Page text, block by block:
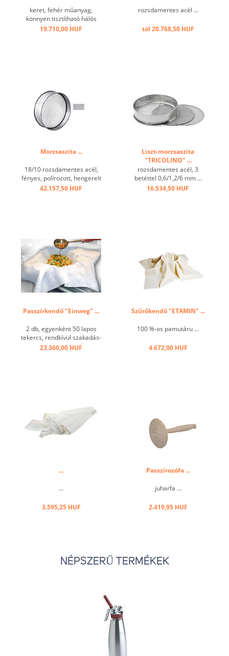
keret, fehér műanyag,
könnyen tisztítható hálós
rozsdamentes acélból, ...
19.710,00 HUF
rozsdamentes acél ...
tól 20.768,50 HUF
Morzsaszita ...
18/10 rozsdamentes acél,
fényes, polírozott, hengerelt
rugalmas anyaggal,
42.157,50 HUF
Liszt-morzsaszita
"TRICOLINO" ...
rozsdamentes acél, 3
betéttel 0,6/1,2/6 mm ...
16.534,50 HUF
Passzírkendő "Einweg" ...
2 db, egyenként 50 lapos
tekercs, rendkívül szakadás-
és hőálló, speciális nem
23.360,00 HUF
Szűrőkendő "ETAMIN" ...
100 %-os pamutáru ...
4.672,00 HUF
...
...
3.595,25 HUF
Passzírozófa ...
juharfa ...
2.419,95 HUF
NÉPSZERŰ TERMÉKEK